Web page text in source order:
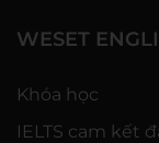
WESET
Khóa học
IELTS cam kết